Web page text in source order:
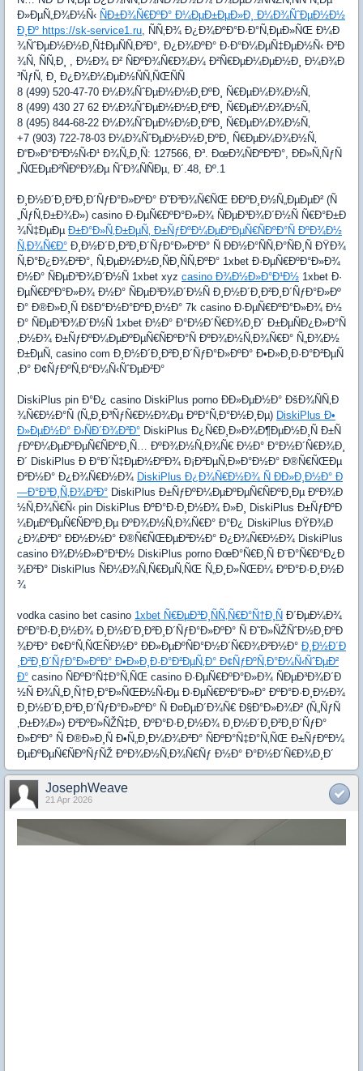
Ð»ÐµÑ„Ð¾Ð½Ñ‹ ÑÐ±Ð¾Ñ€ÐºÐ° Ð¼ÐµÐ±ÐµÐ»Ð¸ Ð¼Ð¾ÑˆÐµÐ½Ð½
Ð¸Ðº https://sk-service1.ru , ÑÑ‚Ð¾ Ð¿Ð¾ÐºÐ°Ð·Ð°Ñ‚ÐµÐ»ÑŒ Ð¼Ð
¾ÑˆÐµÐ½Ð½Ð¸Ñ‡ÐµÑÑ‚Ð²Ð°, Ð¿Ð¾ÐºÐ° Ð·Ð°Ð¼ÐµÑ‡ÐµÐ½Ñ‹ Ð²Ð
¾Ñ‚ ÑÑ‚Ð¸ , Ð½Ð¾ Ð² ÑÐºÐ¾Ñ€Ð¾Ð¼ Ð²Ñ€ÐµÐ¼ÐµÐ½Ð¸ Ð¼Ð¾Ð
³ÑƒÑ‚ Ð¸ Ð¿Ð¾Ð¼ÐµÐ½ÑÑ‚ÑŒÑÑ
8 (499) 520-47-70 Ð¼Ð¾ÑˆÐµÐ½Ð½Ð¸ÐºÐ¸ Ñ€ÐµÐ¼Ð¾Ð½Ñ‚
8 (499) 430 27 62 Ð¼Ð¾ÑˆÐµÐ½Ð½Ð¸ÐºÐ¸ Ñ€ÐµÐ¼Ð¾Ð½Ñ‚
8 (495) 844-68-22 Ð¼Ð¾ÑˆÐµÐ½Ð½Ð¸ÐºÐ¸ Ñ€ÐµÐ¼Ð¾Ð½Ñ‚
+7 (903) 722-78-03 Ð¼Ð¾ÑˆÐµÐ½Ð½Ð¸ÐºÐ¸ Ñ€ÐµÐ¼Ð¾Ð½Ñ‚
Ð“Ð»Ð°Ð²Ð½Ñ‹Ð¹ Ð¾Ñ„Ð¸Ñ: 127566, Ð³. ÐœÐ¾ÑÐºÐ²Ð°, ÐÐ»Ñ‚ÑƒÑ
„ÑŒÐµÐ²ÑÐºÐ¾Ðµ ÑˆÐ¾ÑÑÐµ, Ð´.48, Ðº.1
Ð¸Ð½Ð´Ð¸Ð²Ð¸Ð´ÑƒÐ°Ð»ÐºÐ° Ð˜Ð³Ð¾Ñ€ÑŒ ÐÐºÐ¸Ð½Ñ„ÐµÐµÐ² (Ñ
„ÑƒÑ‚Ð±Ð¾Ð») casino Ð·ÐµÑ€ÐºÐ°Ð»Ð¾ ÑÐµÐ³Ð¾Ð´Ð½Ñ Ñ€Ð°Ð±Ð
¾Ñ‡ÐµÐµ Ð±Ð°Ð»Ñ‚Ð±ÐµÑ‚ Ð±ÑƒÐºÐ¼ÐµÐºÐµÑ€ÑÐºÐ°Ñ ÐºÐ¾Ð½
Ñ‚Ð¾Ñ€Ð° Ð¸Ð½Ð´Ð¸Ð²Ð¸Ð´ÑƒÐ°Ð»ÐºÐ° Ñ ÐÐ½Ð°ÑÑ‚Ð°ÑÐ¸Ñ ÐŸÐ¾
Ñ‚Ð°Ð¿Ð¾Ð²Ð°, Ñ‚ÐµÐ½Ð½Ð¸ÑÐ¸ÑÑ‚ÐºÐ° 1xbet Ð·ÐµÑ€ÐºÐ°Ð»Ð¾
Ð½Ð° ÑÐµÐ³Ð¾Ð´Ð½Ñ 1xbet xyz casino Ð¾Ð½Ð»Ð°Ð¹Ð½ 1xbet Ð·
ÐµÑ€ÐºÐ°Ð»Ð¾ Ð½Ð° ÑÐµÐ³Ð¾Ð´Ð½Ñ Ð¸Ð½Ð´Ð¸Ð²Ð¸Ð´ÑƒÐ°Ð»Ðº
Ð° Ð®Ð»Ð¸Ñ ÐšÐ°Ð½Ð°ÐºÐ¸Ð½Ð° 7k casino Ð·ÐµÑ€ÐºÐ°Ð»Ð¾ Ð½
Ð° ÑÐµÐ³Ð¾Ð´Ð½Ñ 1xbet Ð½Ð° Ð°Ð½Ð´Ñ€Ð¾Ð¸Ð´ Ð±ÐµÑÐ¿Ð»Ð°Ñ
‚Ð½Ð¾ Ð±ÑƒÐºÐ¼ÐµÐºÐµÑ€ÑÐºÐ°Ñ ÐºÐ¾Ð½Ñ‚Ð¾Ñ€Ð° Ñ„Ð¾Ð½
Ð±ÐµÑ‚ casino com Ð¸Ð½Ð´Ð¸Ð²Ð¸Ð´ÑƒÐ°Ð»ÐºÐ° Ð•Ð»Ð¸Ð·Ð°Ð²ÐµÑ
‚Ð° Ð¢ÑƒÐºÑ‚Ð°Ð¼Ñ‹ÑˆÐµÐ²Ð°
DiskiPlus pin Ð°Ð¿ casino DiskiPlus porno ÐÐ»ÐµÐ½Ð° ÐšÐ¾ÑÑ‚Ð
¾Ñ€Ð½Ð°Ñ (Ñ„Ð¸Ð³ÑƒÑ€Ð½Ð¾Ðµ ÐºÐ°Ñ‚Ð°Ð½Ð¸Ðµ) DiskiPlus Ð•
Ð»ÐµÐ½Ð° Ð›ÑÐ´Ð¾Ð²Ð° DiskiPlus Ð¿Ñ€Ð¸Ð»Ð¾Ð¶ÐµÐ½Ð¸Ñ Ð±Ñ
ƒÐºÐ¼ÐµÐºÐµÑ€ÑÐºÐ¸Ñ… ÐºÐ¾Ð½Ñ‚Ð¾Ñ€ Ð½Ð° Ð°Ð½Ð´Ñ€Ð¾Ð¸
Ð´ DiskiPlus Ð Ð°Ð´Ñ‡ÐµÐ½ÐºÐ¾ Ð¡Ð²ÐµÑ‚Ð»Ð°Ð½Ð° Ð®Ñ€ÑŒÐµ
Ð²Ð½Ð° Ð¿Ð¾Ñ€Ð½Ð¾ DiskiPlus Ð¿Ð¾Ñ€Ð½Ð¾ Ñ ÐÐ»Ð¸Ð½Ð° Ð
—Ð°Ð³Ð¸Ñ‚Ð¾Ð²Ð° DiskiPlus Ð±ÑƒÐºÐ¼ÐµÐºÐµÑ€ÑÐºÐ¸Ðµ ÐºÐ¾Ð
½Ñ‚Ð¾Ñ€Ñ‹ pin DiskiPlus ÐºÐ°Ð·Ð¸Ð½Ð¾ Ð»Ð¸ DiskiPlus Ð±ÑƒÐºÐ
¼ÐµÐºÐµÑ€ÑÐºÐ¸Ðµ ÐºÐ¾Ð½Ñ‚Ð¾Ñ€Ð° Ð°Ð¿ DiskiPlus ÐŸÐ¾Ð
¿Ð¾Ð²Ð° ÐÐ½Ð½Ð° Ð®Ñ€ÑŒÐµÐ²Ð½Ð° Ð¿Ð¾Ñ€Ð½Ð¾ DiskiPlus
casino Ð¾Ð½Ð»Ð°Ð¹Ð½ DiskiPlus porno ÐœÐ°Ñ€Ð¸Ñ Ð¨Ð°Ñ€Ð°Ð¿Ð
¾Ð²Ð° DiskiPlus ÑÐ¼Ð¾Ñ‚Ñ€ÐµÑ‚ÑŒ Ñ„Ð¸Ð»ÑŒÐ¼ ÐºÐ°Ð·Ð¸Ð½Ð
¾
vodka casino bet casino 1xbet Ñ€ÐµÐ³Ð¸ÑÑ‚Ñ€Ð°Ñ†Ð¸Ñ Ð´ÐµÐ¼Ð¾
ÐºÐ°Ð·Ð¸Ð½Ð¾ Ð¸Ð½Ð´Ð¸Ð²Ð¸Ð´ÑƒÐ°Ð»ÐºÐ° Ñ Ð˜Ð»ÑŽÑˆÐ½Ð¸ÐºÐ
¾Ð²Ð° Ð¢Ð°Ñ‚ÑŒÑÐ½Ð° ÐÐ»ÐµÐºÑÐ°Ð½Ð´Ñ€Ð¾Ð²Ð½Ð° Ð¸Ð½Ð´Ð
¸Ð²Ð¸Ð´ÑƒÐ°Ð»ÐºÐ° Ð•Ð»Ð¸Ð·Ð°Ð²ÐµÑ‚Ð° Ð¢ÑƒÐºÑ‚Ð°Ð¼Ñ‹ÑˆÐµÐ²
Ð° casino ÑÐºÐ°Ñ‡Ð°Ñ‚ÑŒ casino Ð·ÐµÑ€ÐºÐ°Ð»Ð¾ ÑÐµÐ³Ð¾Ð´Ð
½Ñ Ð¾Ñ„Ð¸Ñ†Ð¸Ð°Ð»ÑŒÐ½Ñ‹Ðµ Ð·ÐµÑ€ÐºÐ°Ð»Ð° ÐºÐ°Ð·Ð¸Ð½Ð¾
Ð¸Ð½Ð´Ð¸Ð²Ð¸Ð´ÑƒÐ°Ð»ÐºÐ° Ñ Ð¤ÐµÐ´Ð¾Ñ€ Ð§Ð°Ð»Ð¾Ð² (Ñ„ÑƒÑ
‚Ð±Ð¾Ð») Ð²ÐºÐ»ÑŽÑ‡Ð¸ ÐºÐ°Ð·Ð¸Ð½Ð¾ Ð¸Ð½Ð´Ð¸Ð²Ð¸Ð´ÑƒÐ°
Ð»ÐºÐ° Ñ Ð®Ð»Ð¸Ñ Ð•Ñ„Ð¸Ð¼Ð¾Ð²Ð° ÑÐºÐ°Ñ‡Ð°Ñ‚ÑŒ Ð±ÑƒÐºÐ¼
ÐµÐºÐµÑ€ÑÐºÑƒÑŽ ÐºÐ¾Ð½Ñ‚Ð¾Ñ€Ñƒ Ð½Ð° Ð°Ð½Ð´Ñ€Ð¾Ð¸Ð´
JosephWeave
21 Apr 2026